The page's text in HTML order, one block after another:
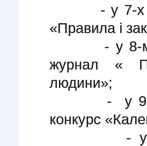
- у 7-х
«Правила і
- у 8-му
журнал «
людини»;
- у 9-х
конкурс
- у 10-му